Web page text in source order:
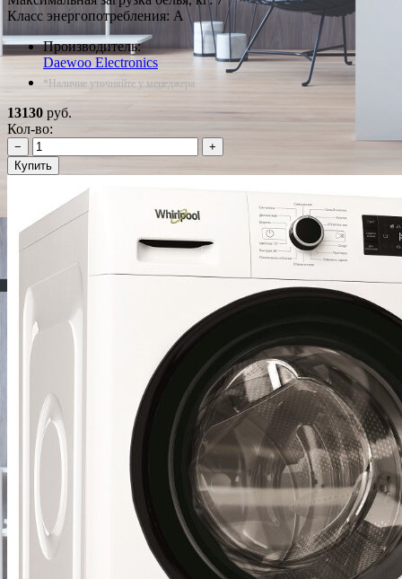
Класс энергопотребления: A
Производитель:
Daewoo Electronics
*Наличие уточняйте у менеджера
13130 руб.
Кол-во:
−
+
Купить